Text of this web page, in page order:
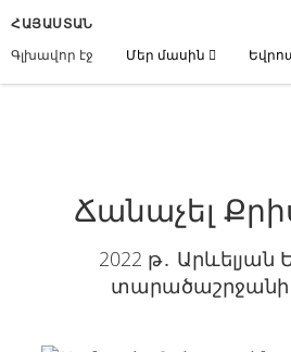
ՀԱՅԱՍՏԱՆ
Գլխավոր էջ
Մեր մասին
Ճանաչել
2022 թ․ Արևելյան
տարածաշրջանի